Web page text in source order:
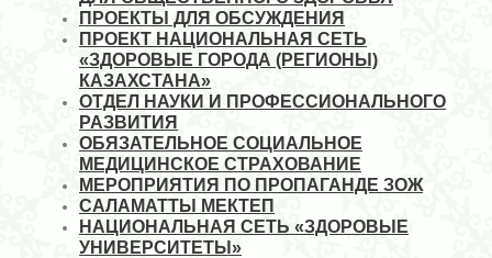
ПРОЕКТЫ ДЛЯ ОБСУЖДЕНИЯ
ПРОЕКТ НАЦИОНАЛЬНАЯ СЕТЬ
«ЗДОРОВЫЕ ГОРОДА (РЕГИОНЫ)
КАЗАХСТАНА»
ОТДЕЛ НАУКИ И ПРОФЕССИОНАЛЬНОГО
РАЗВИТИЯ
ОБЯЗАТЕЛЬНОЕ СОЦИАЛЬНОЕ
МЕДИЦИНСКОЕ СТРАХОВАНИЕ
МЕРОПРИЯТИЯ ПО ПРОПАГАНДЕ ЗОЖ
САЛАМАТТЫ МЕКТЕП
НАЦИОНАЛЬНАЯ СЕТЬ «ЗДОРОВЫЕ
УНИВЕРСИТЕТЫ»